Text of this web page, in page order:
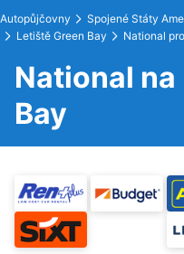
Autopůjčovny Spojené Státy
Letiště Green Bay
National
National na
Bay